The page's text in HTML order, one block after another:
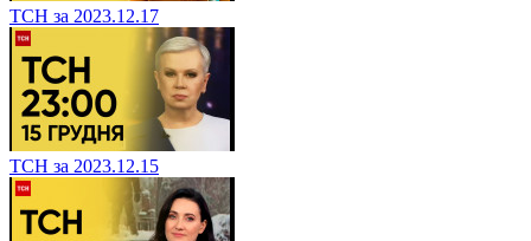
ТСН за 2023.12.17
ТСН за 2023.12.15